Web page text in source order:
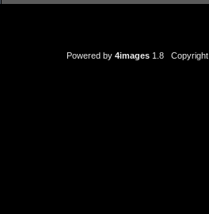
Powered by 4images1.8 Copyright